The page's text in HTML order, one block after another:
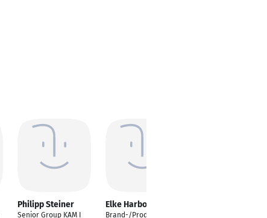
Philipp Steiner
Senior Group KAM I
Elke Harborth
Brand-/Produkt